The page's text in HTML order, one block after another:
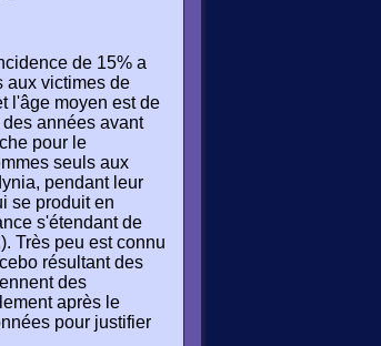
de 15% a
aux victimes de
l'âge moyen est de
années avant
pour le
seuls aux
pendant leur
se produit en
s'étendant de
Très peu est connu
résultant des
des
après le
pour justifier